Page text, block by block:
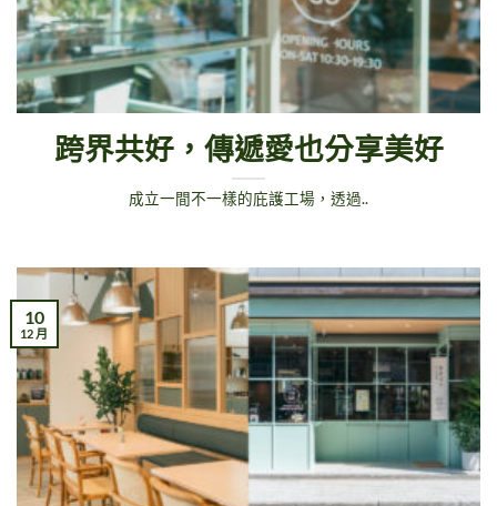
跨界共好，傳遞愛也分享美好
成立一間不一樣的庇護工場，透過..
10
12 月